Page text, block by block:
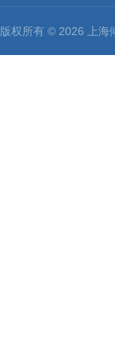
版权所有 © 2026 上